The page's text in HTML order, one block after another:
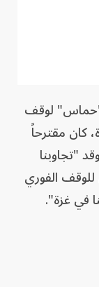
"حماس" لوقف
كان مقترحاً
"تجاوبنا
الفوري
في غزة".